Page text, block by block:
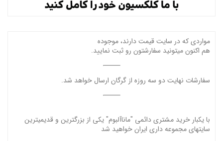
مواردی که در سایت قیمت دارند، موجوده
هم اکنون میتونید سفارشتون رو ثبت نمایید.
سفارشات نهایت دو سه روزه از گرگان ارسال خواهد شد.
با یکبار خرید مشتری دائمی "ماناآلبوم" یکی از بزرگترین و قدیمیترین
سایتهای مجموعه داری ایران خواهید شد